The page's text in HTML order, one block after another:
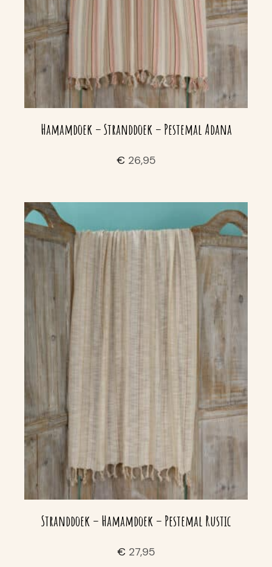
Hamamdoek – Stranddoek – Pestemal Adana
€ 26,95
Stranddoek – Hamamdoek – Pestemal Rustic
€ 27,95